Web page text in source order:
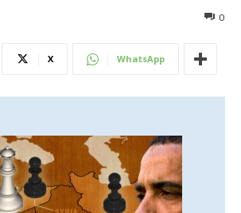
0
X WhatsApp